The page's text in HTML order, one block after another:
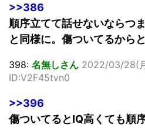
>>386
順序立てて話せないならつ
と同様に。傷ついてるから
398: 名無しさん 2022/03/28(
ID:V2F45tvn0
>>396
傷ついてるとIQ高くても順